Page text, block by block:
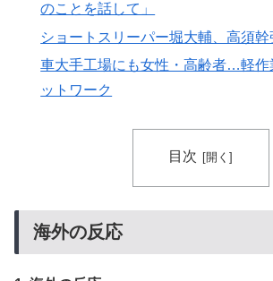
のことを話して」
ショートスリーパー堀大輔、高須幹
車大手工場にも女性・高齢者…軽作
ットワーク
目次
海外の反応